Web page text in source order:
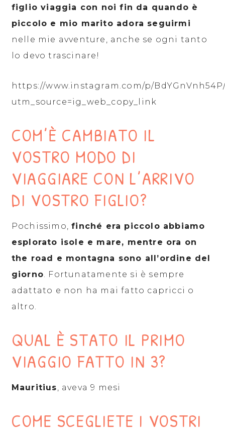
figlio viaggia con noi fin da quando è
piccolo e mio marito adora seguirmi
nelle mie avventure, anche se ogni tanto
lo devo trascinare!
https://www.instagram.com/p/
utm_source=ig_web_copy_link
COM’È CAMBIATO IL
VOSTRO MODO DI
VIAGGIARE CON L’ARRIVO
DI VOSTRO FIGLIO?
Pochissimo,finché era piccolo abbiamo
esplorato isole e mare, mentre ora on
the road e montagna sono all’ordine del
giorno. Fortunatamente si è sempre
adattato e non ha mai fatto capricci o
altro.
QUAL È STATO IL PRIMO
VIAGGIO FATTO IN 3?
Mauritius, aveva 9 mesi
COME SCEGLIETE I VOSTRI